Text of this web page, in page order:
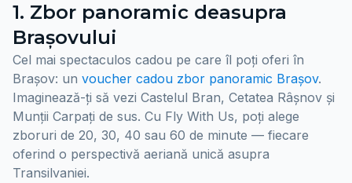
1. Zbor panoramic deasupra
Brașovului
Cel mai spectaculos cadou pe care îl poți oferi în
Brașov: un voucher cadou zbor panoramic Brașov.
Imaginează-ți să vezi Castelul Bran, Cetatea Râșnov și
Munții Carpați de sus. Cu Fly With Us, poți alege
zboruri de 20, 30, 40 sau 60 de minute — fiecare
oferind o perspectivă aeriană unică asupra
Transilvaniei.